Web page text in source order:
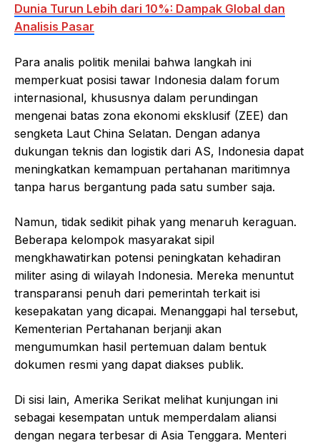
Dunia Turun Lebih dari 10%: Dampak Global dan
Analisis Pasar
Para analis politik menilai bahwa langkah ini
memperkuat posisi tawar Indonesia dalam forum
internasional, khususnya dalam perundingan
mengenai batas zona ekonomi eksklusif (ZEE) dan
sengketa Laut China Selatan. Dengan adanya
dukungan teknis dan logistik dari AS, Indonesia dapat
meningkatkan kemampuan pertahanan maritimnya
tanpa harus bergantung pada satu sumber saja.
Namun, tidak sedikit pihak yang menaruh keraguan.
Beberapa kelompok masyarakat sipil
mengkhawatirkan potensi peningkatan kehadiran
militer asing di wilayah Indonesia. Mereka menuntut
transparansi penuh dari pemerintah terkait isi
kesepakatan yang dicapai. Menanggapi hal tersebut,
Kementerian Pertahanan berjanji akan
mengumumkan hasil pertemuan dalam bentuk
dokumen resmi yang dapat diakses publik.
Di sisi lain, Amerika Serikat melihat kunjungan ini
sebagai kesempatan untuk memperdalam aliansi
dengan negara terbesar di Asia Tenggara. Menteri